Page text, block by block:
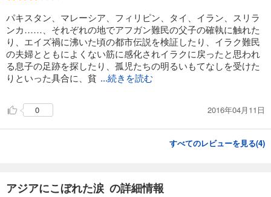
パキスタン、マレーシア、フィリピン、タイ、イラン、スリラ
ンカ……、それぞれの地でアフガン難民の父子の確執に触れた
り、エイズ禍に沸いた頃の都市伝説を検証したり、イラク難民
の夫婦とともによくない筋に感化されイラクに戻ったと思われ
る息子の足跡を探したり、孤児たちの明るいもてなしを受けた
りといった具合に、貧 ...続きを読む
0 2016年04月11日
すべてのレビューを見る(4)
アジアにこぼれた涙 の詳細情報